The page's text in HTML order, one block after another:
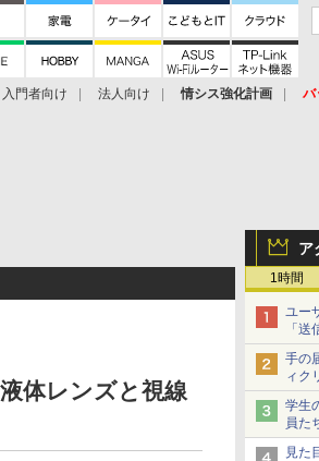
門者向け 法人向け 情シス強化計画
バ
ア
1時間
ユー
「
【や
手の
ィク
学生
員た
見た
体レンズと視線